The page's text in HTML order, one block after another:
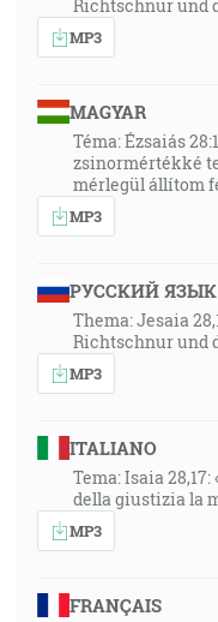
Richtschnur und
MP3
MAGYAR
Téma: Ézsaiás
zsinormértékké
mérlegül állítom
MP3
РУССКИЙ ЯЗЫК
Thema: Jesaia
Richtschnur und
MP3
ITALIANO
Tema: Isaia
della giustizia la
MP3
FRANÇAIS